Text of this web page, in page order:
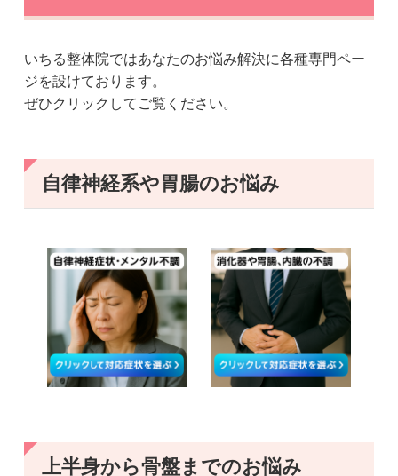
いちる整体院ではあなたのお悩み解決に各種専門ペー
ジを設けております。
ぜひクリックしてご覧ください。
自律神経系や胃腸のお悩み
上半身から骨盤までのお悩み